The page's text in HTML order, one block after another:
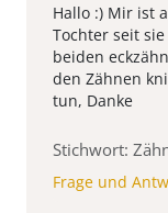
Hallo :) Mir ist
Tochter seit
beiden
den Zähnen
tun, Danke
Stichwort:
Frage und